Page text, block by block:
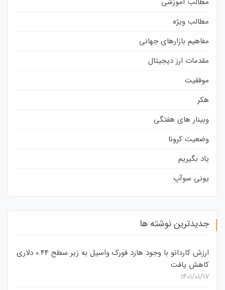
مطالب ویژه
مفاهیم بازارهای جهانی
مقدمات ارز دیجیتال
موفقیت
هکر
وبینار های هفتگی
وضعیت کرونا
یاد بگیریم
یونی سوآپ
جدیدترین نوشته ها
ارزش کاردانو با وجود هارد فورک واسیل به زیر سطح 0.44 دلاری
کاهش یافت
۱۴۰۱/۰۱/۱۷